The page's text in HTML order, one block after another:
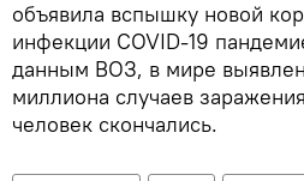
объявила вспышку новой
инфекции COVID-19
данным ВОЗ, в мире
миллиона случаев
человек скончались.